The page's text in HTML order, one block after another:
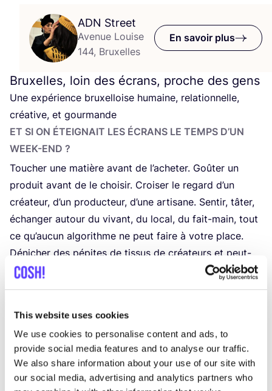
This website uses cookies
We use cookies to personalise content and ads, to
provide social media features and to analyse our traffic.
We also share information about your use of our site with
our social media, advertising and analytics partners who
ADN Street
Avenue Louise
144, Bruxelles
En savoir plus
Bruxelles, loin des écrans, proche des gens
Une expé­rience bruxel­loise humaine, rela­tion­nelle,
créa­tive, et gourmande
ET SI ON ÉTEI­GNAIT LES ÉCRANS LE TEMPS D’UN
WEEK-END ?
Tou­cher une matière avant de l’a­che­ter. Goû­ter un
pro­duit avant de le choi­sir. Croi­ser le regard d’un
créa­teur, d’un pro­duc­teur, d’une arti­sane. Sen­tir, tâter,
échan­ger autour du vivant, du local, du fait-main, tout
ce qu’au­cun algo­rithme ne peut faire à votre place.
Déni­cher des pépites de tis­sus de créa­teurs et peut-
être lais­ser l’en­vie de créer vous sai­sir à votre
tour.
Brus­sels Fashion Sales, aux côtés du nou­veau Mar­ché
Saint-Géry, désor­mais ins­tal­lé en per­ma­nence sous les
Halles.
Un week-end réunis­sant créateur·rices
de mode, de
bijoux et d’ac­ces­soires ain­si qu’une sélec­tion